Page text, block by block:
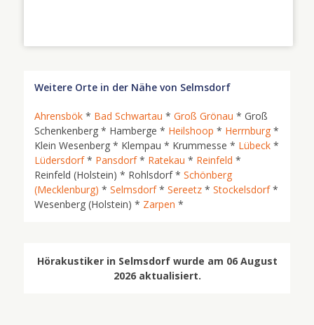
Weitere Orte in der Nähe von Selmsdorf
Ahrensbök * Bad Schwartau * Groß Grönau * Groß
Schenkenberg * Hamberge * Heilshoop * Herrnburg *
Klein Wesenberg * Klempau * Krummesse * Lübeck *
Lüdersdorf* Pansdorf* Ratekau * Reinfeld *
Reinfeld (Holstein) * Rohlsdorf * Schönberg
(Mecklenburg) * Selmsdorf* Sereetz * Stockelsdorf*
Wesenberg (Holstein) * Zarpen *
Hörakustiker in Selmsdorf wurde am 06 August
2026 aktualisiert.